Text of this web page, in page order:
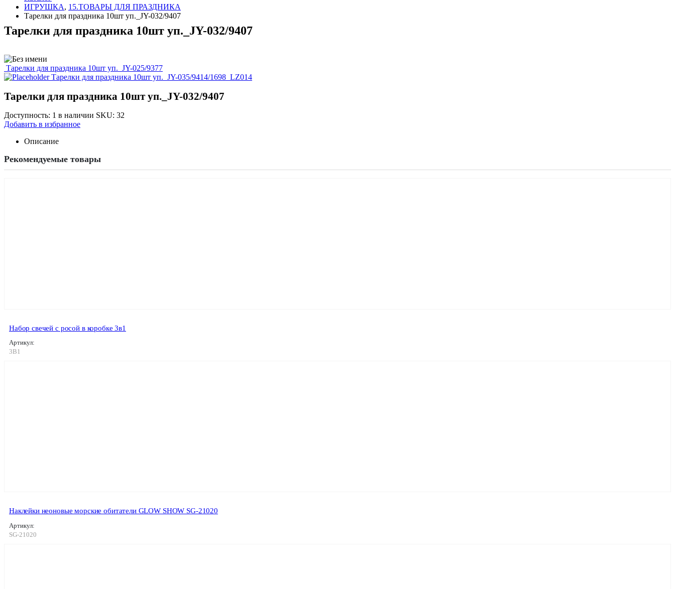
ИГРУШКА, 15.ТОВАРЫ ДЛЯ ПРАЗДНИКА
Тарелки для праздника 10шт уп._JY-032/9407
Тарелки для праздника 10шт уп._JY-032/9407
Тарелки для праздника 10шт уп._JY-025/9377
Тарелки для праздника 10шт уп._JY-035/9414/1698_LZ014
Тарелки для праздника 10шт уп._JY-032/9407
Доступность: 1 в наличии SKU: 32
Добавить в избранное
Описание
Рекомендуемые товары
Набор свечей с росой в коробке 3в1
Артикул:
3В1
Наклейки неоновые морские обитатели GLOW SHOW SG-21020
Артикул:
SG-21020